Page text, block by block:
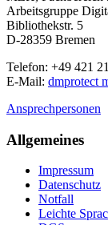
Arbeitsgruppe
Bibliothekstr. 5
D-28359 Bremen
Telefon: +49 421
E-Mail: dmprotect
Ansprechpersonen
Allgemeines
Impressum
Datenschutz
Notfall
Leichte